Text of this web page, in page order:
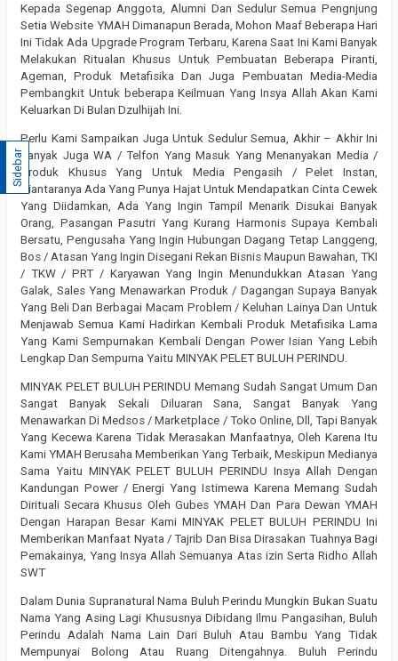
Kepada Segenap Anggota, Alumni Dan Sedulur Semua Pengnjung
Setia Website YMAH Dimanapun Berada, Mohon Maaf Beberapa Hari
Ini Tidak Ada Upgrade Program Terbaru, Karena Saat Ini Kami Banyak
Melakukan Ritualan Khusus Untuk Pembuatan Beberapa Piranti,
Ageman, Produk Metafisika Dan Juga Pembuatan Media-Media
Pembangkit Untuk beberapa Keilmuan Yang Insya Allah Akan Kami
Keluarkan Di Bulan Dzulhijah Ini.
Perlu Kami Sampaikan Juga Untuk Sedulur Semua, Akhir – Akhir Ini
Banyak Juga WA / Telfon Yang Masuk Yang Menanyakan Media /
Produk Khusus Yang Untuk Media Pengasih / Pelet Instan,
Diantaranya Ada Yang Punya Hajat Untuk Mendapatkan Cinta Cewek
Yang Diidamkan, Ada Yang Ingin Tampil Menarik Disukai Banyak
Orang, Pasangan Pasutri Yang Kurang Harmonis Supaya Kembali
Bersatu, Pengusaha Yang Ingin Hubungan Dagang Tetap Langgeng,
Bos / Atasan Yang Ingin Disegani Rekan Bisnis Maupun Bawahan, TKI
/ TKW / PRT / Karyawan Yang Ingin Menundukkan Atasan Yang
Galak, Sales Yang Menawarkan Produk / Dagangan Supaya Banyak
Yang Beli Dan Berbagai Macam Problem / Keluhan Lainya Dan Untuk
Menjawab Semua Kami Hadirkan Kembali Produk Metafisika Lama
Yang Kami Sempurnakan Kembali Dengan Power Isian Yang Lebih
Lengkap Dan Sempurna Yaitu MINYAK PELET BULUH PERINDU.
MINYAK PELET BULUH PERINDU Memang Sudah Sangat Umum Dan
Sangat Banyak Sekali Diluaran Sana, Sangat Banyak Yang
Menawarkan Di Medsos / Marketplace / Toko Online, Dll, Tapi Banyak
Yang Kecewa Karena Tidak Merasakan Manfaatnya, Oleh Karena Itu
Kami YMAH Berusaha Memberikan Yang Terbaik, Meskipun Medianya
Sama Yaitu MINYAK PELET BULUH PERINDU Insya Allah Dengan
Kandungan Power / Energi Yang Istimewa Karena Memang Sudah
Dirituali Secara Khusus Oleh Gubes YMAH Dan Para Dewan YMAH
Dengan Harapan Besar Kami MINYAK PELET BULUH PERINDU Ini
Memberikan Manfaat Nyata / Tajrib Dan Bisa Dirasakan Tuahnya Bagi
Pemakainya, Yang Insya Allah Semuanya Atas izin Serta Ridho Allah
SWT
Dalam Dunia Supranatural Nama Buluh Perindu Mungkin Bukan Suatu
Nama Yang Asing Lagi Khususnya Dibidang Ilmu Pangasihan, Buluh
Perindu Adalah Nama Lain Dari Buluh Atau Bambu Yang Tidak
Mempunyai Bolong Atau Ruang Ditengahnya. Buluh Perindu
Sidebar